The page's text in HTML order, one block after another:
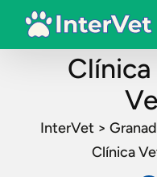
InterVet >
Clínica